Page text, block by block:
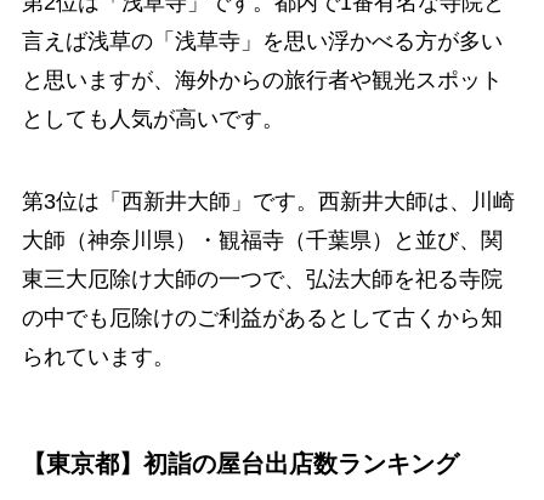
言えば浅草の「浅草寺」を思い浮かべる方が多い
と思いますが、海外からの旅行者や観光スポット
としても人気が高いです。
第3位は「西新井大師」です。西新井大師は、川崎
大師（神奈川県）・観福寺（千葉県）と並び、関
東三大厄除け大師の一つで、弘法大師を祀る寺院
の中でも厄除けのご利益があるとして古くから知
られています。
【東京都】初詣の屋台出店数ランキング